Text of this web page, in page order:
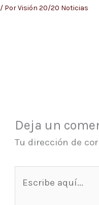
/ PorVisión 20/20 Noticias
Deja un
Tu dirección de